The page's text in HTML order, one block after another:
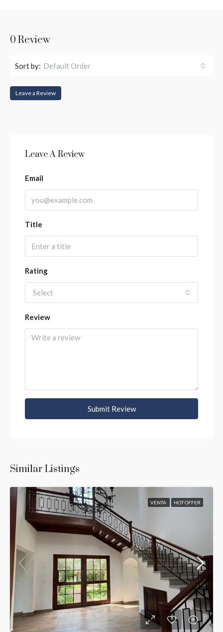
0 Review
Sort by: Default Order
Leave a Review
Leave A Review
Email
Title
Rating
Select
Review
Submit Review
Similar Listings
VENTA HOT OFFER